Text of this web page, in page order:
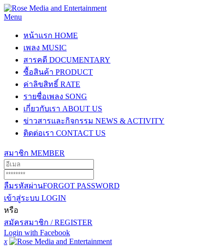
Menu
หน้าแรก HOME
เพลง MUSIC
สารคดี DOCUMENTARY
ซื้อสินค้า PRODUCT
ค่าลิขสิทธิ์ RATE
รายชื่อเพลง SONG
เกี่ยวกับเรา ABOUT US
ข่าวสารและกิจกรรม NEWS & ACTIVITY
ติดต่อเรา CONTACT US
สมาชิก MEMBER
ลืมรหัสผ่านFORGOT PASSWORD
เข้าสู่ระบบ LOGIN
หรือ
สมัครสมาชิก / REGISTER
Login with Facebook
x